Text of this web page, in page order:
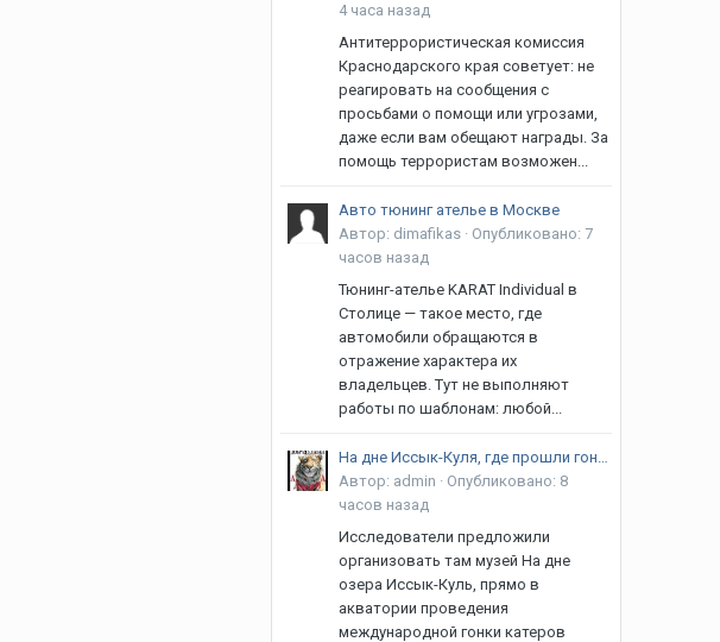
4 часа назад
Антитеррористическая комиссия
Краснодарского края советует: не
реагировать на сообщения с
просьбами о помощи или угрозами,
даже если вам обещают награды. За
помощь террористам возможен...
Авто тюнинг ателье в Москве
Автор: dimafikas · Опубликовано:7
часов назад
Тюнинг-ателье KARAT Individual в
Столице — такое место, где
автомобили обращаются в
отражение характера их
владельцев. Тут не выполняют
работы по шаблонам: любой...
На дне Иссык-Куля, где прошли гонки F1H2O, могут находиться руины дворца Амира Тимура
Автор: admin · Опубликовано: 8
часов назад
Исследователи предложили
организовать там музей На дне
озера Иссык-Куль, прямо в
акватории проведения
международной гонки катеров